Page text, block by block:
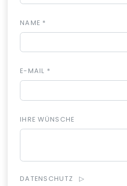
NAME *
E-MAIL *
IHRE WÜNSCHE
DATENSCHUTZ